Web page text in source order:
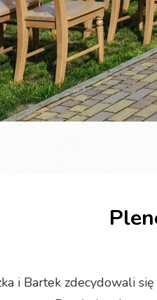
i Bartek zdecydowali